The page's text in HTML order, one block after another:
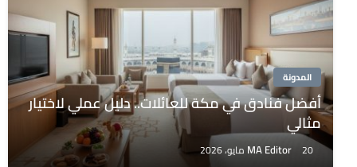
المدونة
أفضل فنادق في مكة للعائلات.. دليل عملي لاختيار
مثالي
MA Editor 20 مايو، 2026